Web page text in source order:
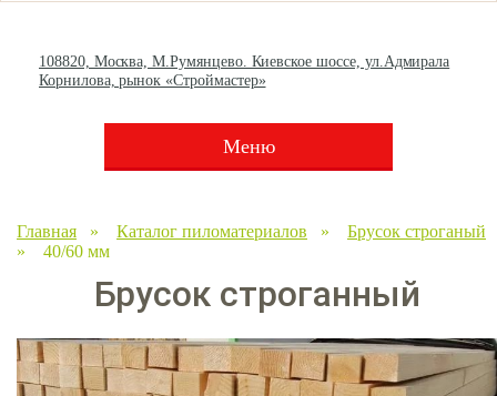
108820, Москва, М.Румянцево. Киевское шоссе, ул.Адмирала
Корнилова, рынок «Строймастер»
Меню
Главная » Каталог пиломатериалов » Брусок строганый
» 40/60 мм
Брусок строганный